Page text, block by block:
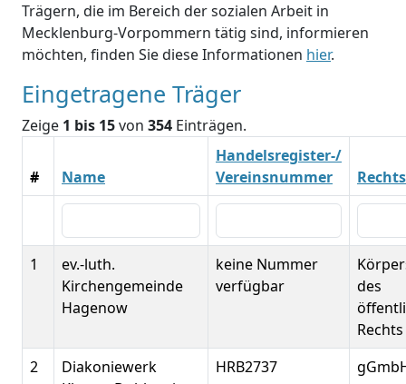
Trägern, die im Bereich der sozialen Arbeit in
Mecklenburg-Vorpommern tätig sind, informieren
möchten, finden Sie diese Informationen hier.
Eingetragene Träger
Zeige 1 bis 15von 354 Einträgen.
# Name
Handelsregister-/
Vereinsnummer
1
ev.-luth.
Kirchengemeinde
Hagenow
keine Nummer
verfügbar
des
Rechts
2
Diakoniewerk
HRB2737